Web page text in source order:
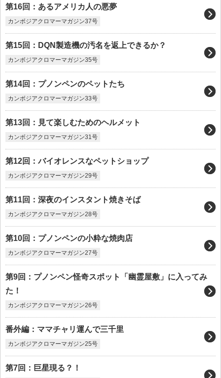
第16回：あるアメリカ人の悪夢
カンボジアクロマーマガジン37号
第15回：DQN製造機の汚名を返上できるか？
カンボジアクロマーマガジン35号
第14回：プノンペンのペットたち
カンボジアクロマーマガジン33号
第13回：見て楽しむためのヘルメット
カンボジアクロマーマガジン31号
第12回：バイオレンスなペットショップ
カンボジアクロマーマガジン29号
第11回：深夜のインスタント焼きそば
カンボジアクロマーマガジン28号
第10回：プノンペンの小粋な焼肉店
カンボジアクロマーマガジン27号
第9回：プノンペン怪奇スポット「幽霊屋敷」に入ってみ
た！
カンボジアクロマーマガジン26号
番外編：ママチャリ運んで三千里
カンボジアクロマーマガジン25号
第7回：巨星現る？！